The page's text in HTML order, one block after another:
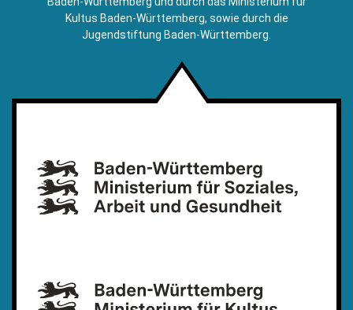
Kultus Baden-Württemberg, sowie durch die
Jugendstiftung Baden-Württemberg.